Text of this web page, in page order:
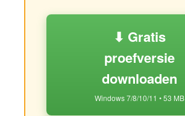
⬇ Gratis
proefversie
downloaden
Windows 7/8/10/11 • 53 MB